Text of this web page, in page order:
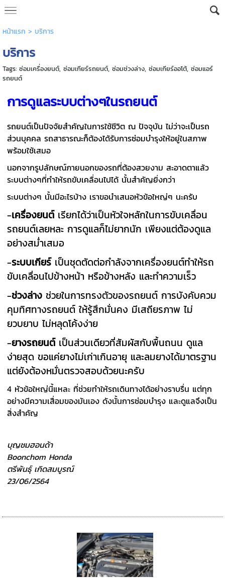
หน้าแรก > บริการ
บริการ
Tags: ซ่อมเครื่องยนต์, ซ่อมเกียร์รถยนต์, ซ่อมช่วงล่าง, ซ่อมเกียร์ออโต้, ซ่อมแอร์
รถยนต์
การดูแลระบบต่างๆในรถยนต์
รถยนต์เป็นปัจจัยสำคัญในการใช้ชีวิต ณ ปัจจุบัน ไม่ว่าจะเป็นรถ
ส่วนบุคคล รถสาธารณะก็ต้องได้รับการซ่อมบำรุงให้อยู่ในสภาพ
พร้อมใช้เสมอ
นอกจากรูปลักษณ์ภายนอกของรถที่ต้องสวยงาม สะอาดตาแล้ว
ระบบต่างๆที่ทำให้รถขับเคลื่อนไปได้ นั้นสำคัญยิ่งกว่า
ระบบต่างๆ นั้นมีอะไรบ้าง เราขอนำเสนอหัวข้อใหญ่ๆ นะครับ
-เครื่องยนต์ เรียกได้ว่าเป็นหัวใจหลักในการขับเคลื่อน
รถยนต์เลยหละ การดูแลก็ไม่ยากนัก เพียงแต่ต้องดูแล
อย่างสม่ำเสมอ
-ระบบเกียร์ เป็นชุดตัดต่อกำลังจากเครื่องยนต์ทำให้รถ
ขับเคลื่อนไปข้างหน้า หรือข้างหลัง และทำความเร็ว
-ช่วงล่าง ช่วยในการทรงตัวของรถยนต์ การบังคับควม
คุมทิศทางรถยนต์ ให้รู้สึกมั่นคง มีเสถียรภาพ ไม่
ยวบยาบ ไม่หลุดโค้งง่าย
-ยางรถยนต์เป็นส่วนเดียวที่สัมผัสกับพื้นถนน ดูแล
ง่ายสุด ขอแค่ยางไม่เก่าเกินอายุ และลมยางได้มาตรฐาน
แต่ยังต้องหมั่นตรวจสอบด้วยนะครับ
4 หัวข้อใหญ่นี้แหละ ที่ช่วยทำให้รถเดินทางได้อย่างราบรื่น แต่ทุก
อย่างมีความเสื่อมของมันเอง ดังนั้นการซ่อมบำรุง และดูแลจึงเป็น
สิ่งสำคัญ
บุญชมฮอนด้า
Boonchom Honda
ตรีพันธุ์ เกิดสมบูรณ์
23/06/2564